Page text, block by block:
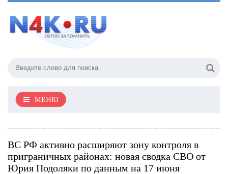
МЕНЮ
ВС РФ активно расширяют зону контроля в
приграничных районах: новая сводка СВО от
Юрия Подоляки по данным на 17 июня